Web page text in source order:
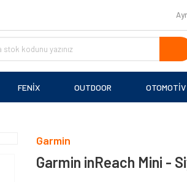
FENİX OUTDOOR OTOMOTİV
Garmin
Garmin inReach Mini -